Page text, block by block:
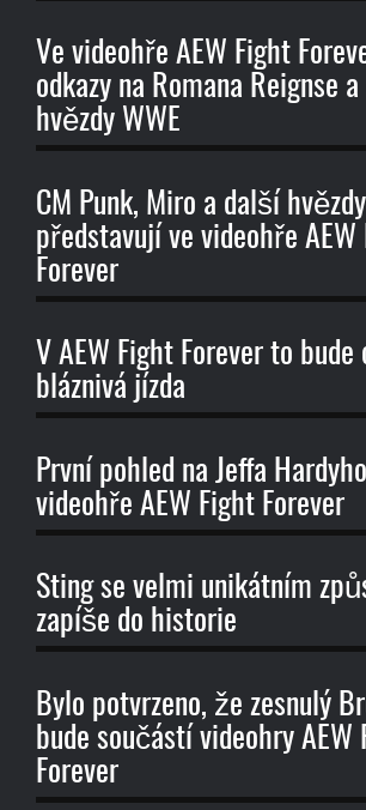
Ve videohře AEW Fight
odkazy na Romana Reignse
hvězdy WWE
CM Punk, Miro a další
představují ve videohře AEW
Forever
V AEW Fight Forever to bude
bláznivá jízda
První pohled na Jeffa
videohře AEW Fight Forever
Sting se velmi unikátním
zapíše do historie
Bylo potvrzeno, že zesnulý
bude součástí videohry AEW
Forever